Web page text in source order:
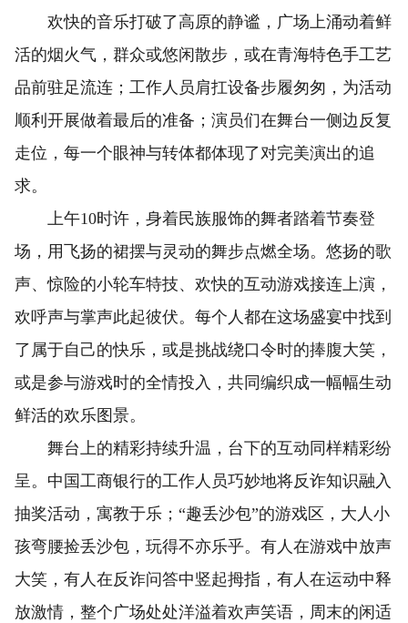
欢快的音乐打破了高原的静谧，广场上涌动着鲜
活的烟火气，群众或悠闲散步，或在青海特色手工艺
品前驻足流连；工作人员肩扛设备步履匆匆，为活动
顺利开展做着最后的准备；演员们在舞台一侧边反复
走位，每一个眼神与转体都体现了对完美演出的追
求。
上午10时许，身着民族服饰的舞者踏着节奏登
场，用飞扬的裙摆与灵动的舞步点燃全场。悠扬的歌
声、惊险的小轮车特技、欢快的互动游戏接连上演，
欢呼声与掌声此起彼伏。每个人都在这场盛宴中找到
了属于自己的快乐，或是挑战绕口令时的捧腹大笑，
或是参与游戏时的全情投入，共同编织成一幅幅生动
鲜活的欢乐图景。
舞台上的精彩持续升温，台下的互动同样精彩纷
呈。中国工商银行的工作人员巧妙地将反诈知识融入
抽奖活动，寓教于乐；“趣丢沙包”的游戏区，大人小
孩弯腰捡丢沙包，玩得不亦乐乎。有人在游戏中放声
大笑，有人在反诈问答中竖起拇指，有人在运动中释
放激情，整个广场处处洋溢着欢声笑语，周末的闲适